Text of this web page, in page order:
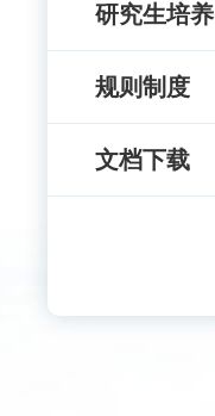
研究生培养
规则制度
文档下载